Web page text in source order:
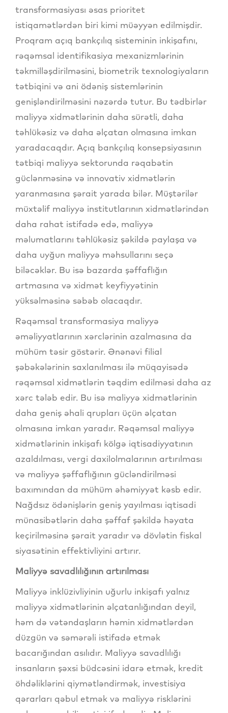
transformasiyası əsas prioritet
istiqamətlərdən biri kimi müəyyən edilmişdir.
Proqram açıq bankçılıq sisteminin inkişafını,
rəqəmsal identifikasiya mexanizmlərinin
təkmilləşdirilməsini, biometrik texnologiyaların
tətbiqini və ani ödəniş sistemlərinin
genişləndirilməsini nəzərdə tutur. Bu tədbirlər
maliyyə xidmətlərinin daha sürətli, daha
təhlükəsiz və daha əlçatan olmasına imkan
yaradacaqdır. Açıq bankçılıq konsepsiyasının
tətbiqi maliyyə sektorunda rəqabətin
güclənməsinə və innovativ xidmətlərin
yaranmasına şərait yarada bilər. Müştərilər
müxtəlif maliyyə institutlarının xidmətlərindən
daha rahat istifadə edə, maliyyə
məlumatlarını təhlükəsiz şəkildə paylaşa və
daha uyğun maliyyə məhsullarını seçə
biləcəklər. Bu isə bazarda şəffaflığın
artmasına və xidmət keyfiyyətinin
yüksəlməsinə səbəb olacaqdır.
Rəqəmsal transformasiya maliyyə
əməliyyatlarının xərclərinin azalmasına da
mühüm təsir göstərir. Ənənəvi filial
şəbəkələrinin saxlanılması ilə müqayisədə
rəqəmsal xidmətlərin təqdim edilməsi daha az
xərc tələb edir. Bu isə maliyyə xidmətlərinin
daha geniş əhali qrupları üçün əlçatan
olmasına imkan yaradır. Rəqəmsal maliyyə
xidmətlərinin inkişafı kölgə iqtisadiyyatının
azaldılması, vergi daxilolmalarının artırılması
və maliyyə şəffaflığının gücləndirilməsi
baxımından da mühüm əhəmiyyət kəsb edir.
Nağdsız ödənişlərin geniş yayılması iqtisadi
münasibətlərin daha şəffaf şəkildə həyata
keçirilməsinə şərait yaradır və dövlətin fiskal
siyasətinin effektivliyini artırır.
Maliyyə savadlılığının artırılması
Maliyyə inklüzivliyinin uğurlu inkişafı yalnız
maliyyə xidmətlərinin əlçatanlığından deyil,
həm də vətəndaşların həmin xidmətlərdən
düzgün və səmərəli istifadə etmək
bacarığından asılıdır. Maliyyə savadlılığı
insanların şəxsi büdcəsini idarə etmək, kredit
öhdəliklərini qiymətləndirmək, investisiya
qərarları qəbul etmək və maliyyə risklərini